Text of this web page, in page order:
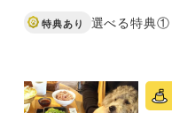
特典あり